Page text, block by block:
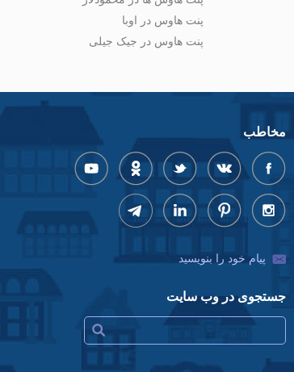
پنت هاوس در اوبا
پنت هاوس در جیک جیلی
مخاطب
پیام خود را بنویسید
جستجوی در وب سایت